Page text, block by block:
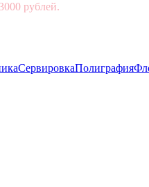
рублей.
СервировкаПолиграфия